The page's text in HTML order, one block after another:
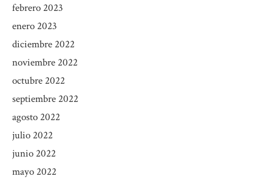
febrero 2023
enero 2023
diciembre 2022
noviembre 2022
octubre 2022
septiembre 2022
agosto 2022
julio 2022
junio 2022
mayo 2022